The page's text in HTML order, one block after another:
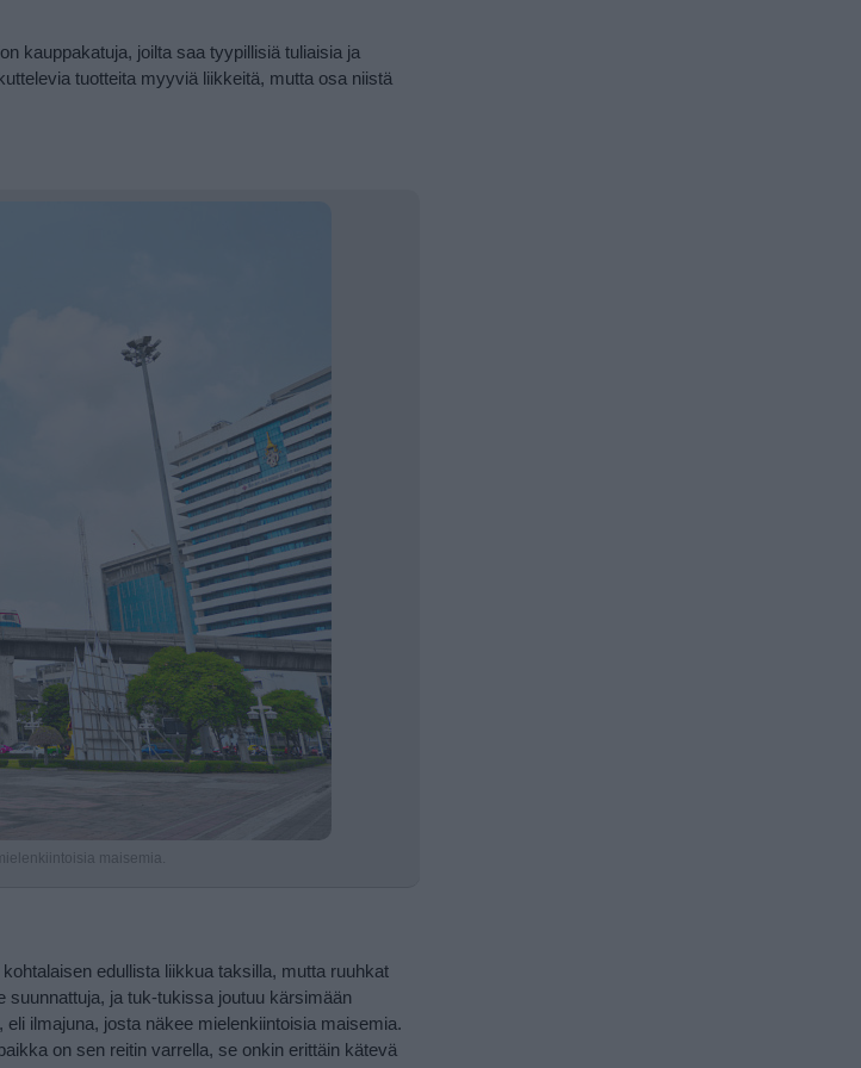
kauppakatuja, joilta saa tyypillisiä tuliaisia ja
tuotteita myyviä liikkeitä, mutta osa niistä
maisemia.
edullista liikkua taksilla, mutta ruuhkat
suunnattuja, ja tuk-tukissa joutuu kärsimään
ilmajuna, josta näkee mielenkiintoisia maisemia.
on sen reitin varrella, se onkin erittäin kätevä